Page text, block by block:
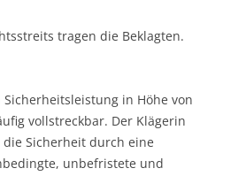
tragen die Beklagten.
Sicherheitsleistung in Höhe von
vollstreckbar. Der Klägerin
Sicherheit durch eine
unbefristete und